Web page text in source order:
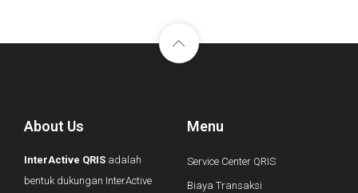
About Us
InterActive QRIS adalah
bentuk dukungan InterActive
Menu
Service Center QRIS
Biaya Transaksi